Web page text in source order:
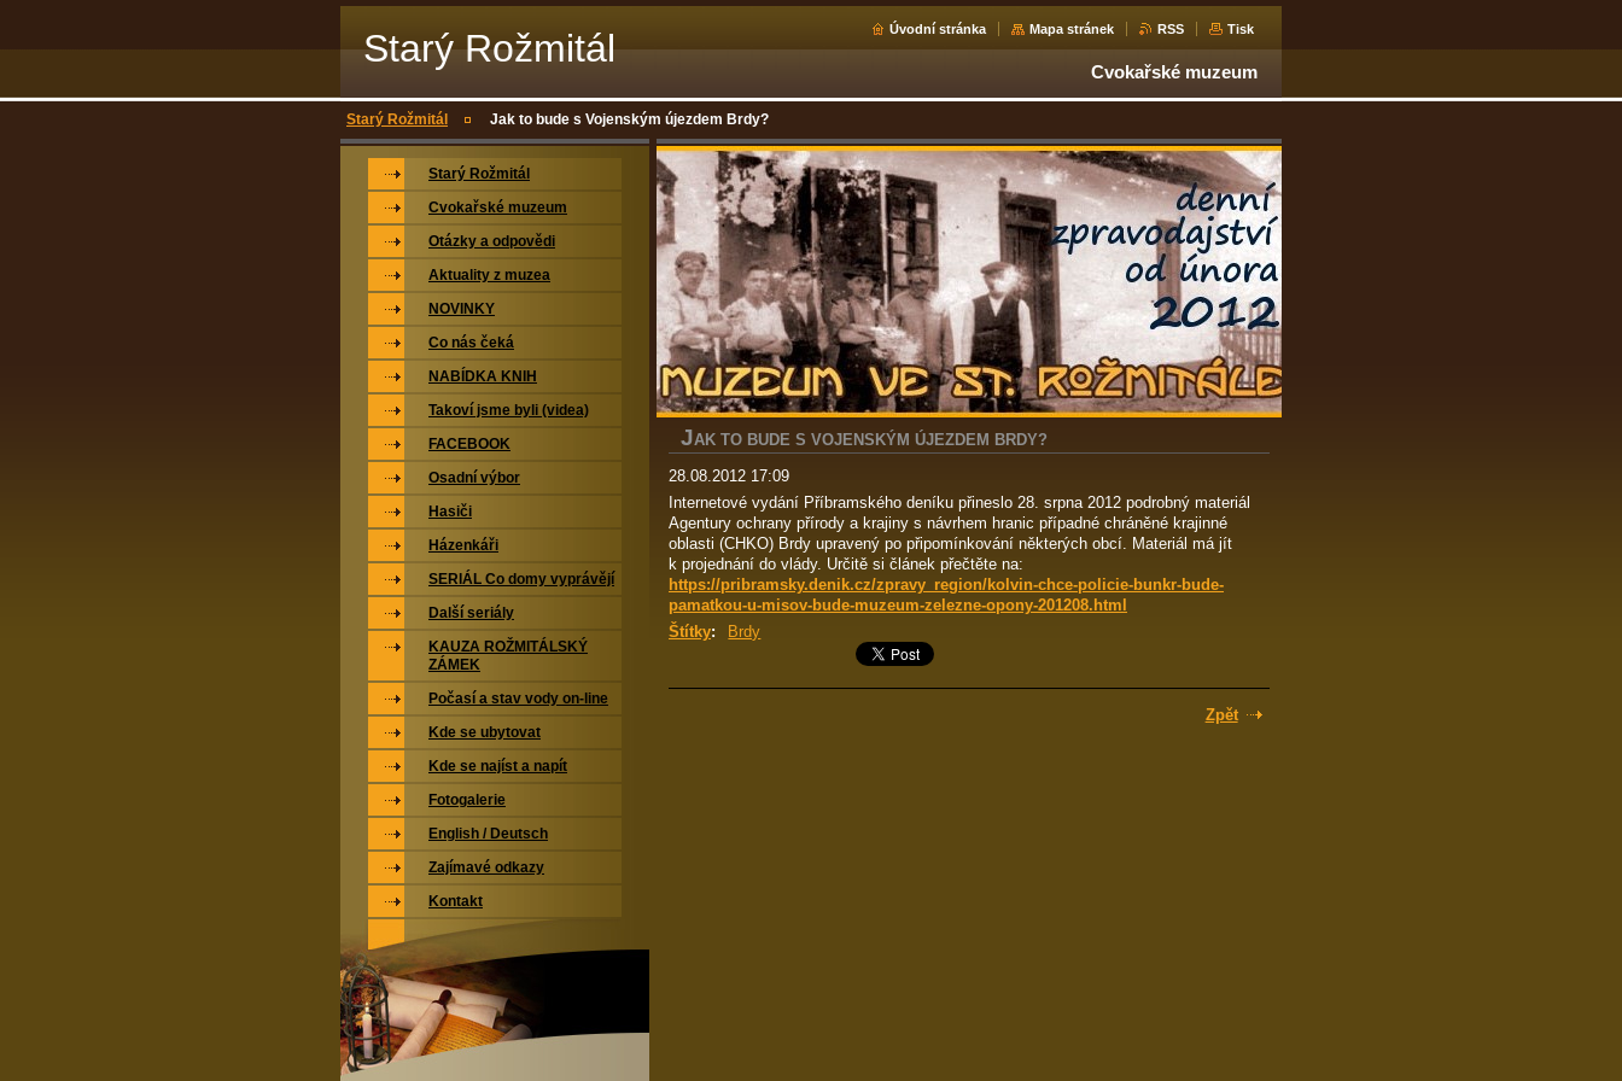
Starý Rožmitál Úvodní stránka Mapa stránek RSS Tisk
Cvokařské muzeum
Starý Rožmitál Jak to bude s Vojenským újezdem Brdy?
JAK TO BUDE S VOJENSKÝM ÚJEZDEM BRDY?
28.08.2012 17:09
Internetové vydání Příbramského deníku přineslo 28. srpna 2012 podrobný materiál
Agentury ochrany přírody a krajiny s návrhem hranic případné chráněné krajinné
oblasti (CHKO) Brdy upravený po připomínkování některých obcí. Materiál má jít
k projednání do vlády. Určitě si článek přečtěte na:
https://pribramsky.denik.cz/zpravy_region/kolvin-chce-policie-bunkr-bude-
pamatkou-u-misov-bude-muzeum-zelezne-opony-201208.html
Štítky: Brdy
Zpět
Starý Rožmitál
Cvokařské muzeum
Otázky a odpovědi
Aktuality z muzea
NOVINKY
Co nás čeká
NABÍDKA KNIH
Takoví jsme byli (videa)
FACEBOOK
Osadní výbor
Hasiči
Házenkáři
SERIÁL Co domy vyprávějí
Další seriály
KAUZA ROŽMITÁLSKÝ
ZÁMEK
Počasí a stav vody on-line
Kde se ubytovat
Kde se najíst a napít
Fotogalerie
English / Deutsch
Zajímavé odkazy
Kontakt